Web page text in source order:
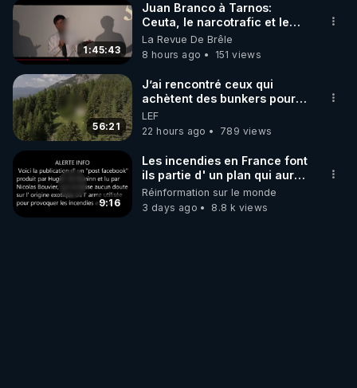
1:45:43
Juan Branco à Tarnos:
Ceuta, le narcotrafic et le
pouvoir en France
La Revue De Brêle
8 hours ago
151 views
56:21
J’ai rencontré ceux qui
achètent des bunkers pour
survivre à la fin du monde
LEF
22 hours ago
789 views
9:16
Les incendies en France font
ils partie d' un plan qui aurait
débuté le 11 septembre 2001
?
Réinformation sur le monde
3 days ago
8.8 k views